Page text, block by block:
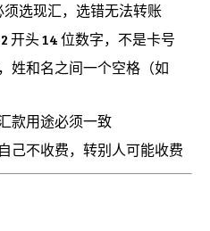
选现汇，选错无法转账
开头 14 位数字，不是卡号
姓和名之间一个空格（如
款用途必须一致
己不收费，转别人可能收费